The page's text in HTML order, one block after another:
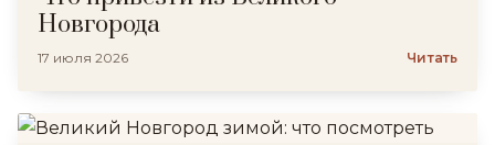
Новгорода
17 июля 2026 Читать